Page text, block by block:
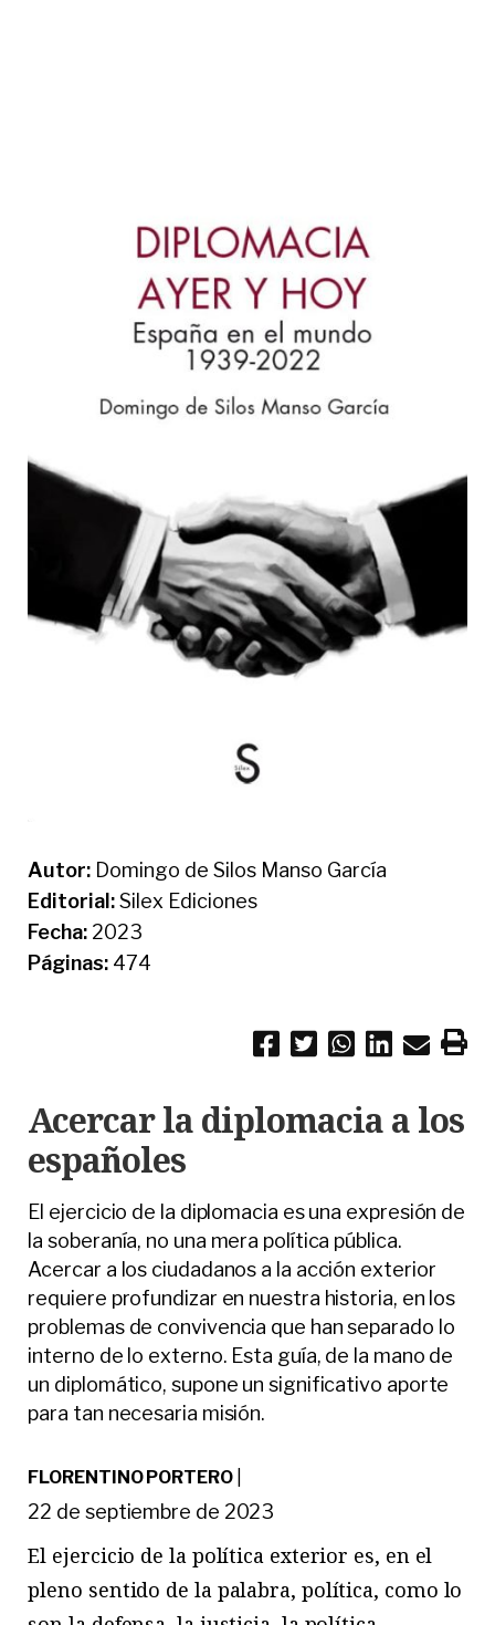
Autor: Domingo de Silos Manso García
Editorial:Silex Ediciones
Fecha: 2023
Páginas: 474
Acercar la diplomacia a los
españoles
El ejercicio de la diplomacia es una expresión de
la soberanía, no una mera política pública.
Acercar a los ciudadanos a la acción exterior
requiere profundizar en nuestra historia, en los
problemas de convivencia que han separado lo
interno de lo externo. Esta guía, de la mano de
un diplomático, supone un significativo aporte
para tan necesaria misión.
FLORENTINO PORTERO|
22 de septiembre de 2023
El ejercicio de la política exterior es, en el
pleno sentido de la palabra, política, como lo